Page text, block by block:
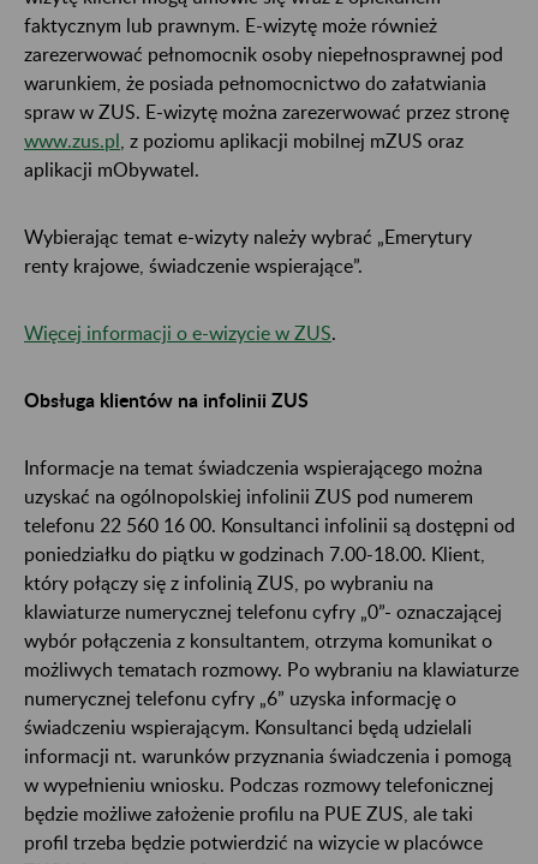
faktycznym lub prawnym. E-wizytę może również
zarezerwować pełnomocnik osoby niepełnosprawnej pod
warunkiem, że posiada pełnomocnictwo do załatwiania
spraw w ZUS. E-wizytę można zarezerwować przez stronę
www.zus.pl , z poziomu aplikacji mobilnej mZUS oraz
aplikacji mObywatel.
Wybierając temat e-wizyty należy wybrać „Emerytury
renty krajowe, świadczenie wspierające”.
Więcej informacji o e-wizycie w ZUS.
Obsługa klientów na infolinii ZUS
Informacje na temat świadczenia wspierającego można
uzyskać na ogólnopolskiej infolinii ZUS pod numerem
telefonu 22 560 16 00. Konsultanci infolinii są dostępni od
poniedziałku do piątku w godzinach 7.00-18.00. Klient,
który połączy się z infolinią ZUS, po wybraniu na
klawiaturze numerycznej telefonu cyfry „0”- oznaczającej
wybór połączenia z konsultantem, otrzyma komunikat o
możliwych tematach rozmowy. Po wybraniu na klawiaturze
numerycznej telefonu cyfry „6” uzyska informację o
świadczeniu wspierającym. Konsultanci będą udzielali
informacji nt. warunków przyznania świadczenia i pomogą
w wypełnieniu wniosku. Podczas rozmowy telefonicznej
będzie możliwe założenie profilu na PUE ZUS, ale taki
profil trzeba będzie potwierdzić na wizycie w placówce